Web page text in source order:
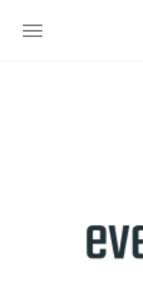
NAVIGATION